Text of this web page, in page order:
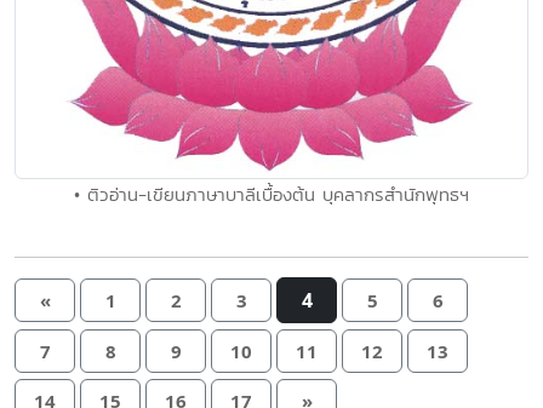
• ติวอ่าน-เขียนภาษาบาลีเบื้องต้น บุคลากรสำนักพุทธฯ
« 1 2 3 4 5 6
7 8 9 10 11 12 13
14 15 16 17 »